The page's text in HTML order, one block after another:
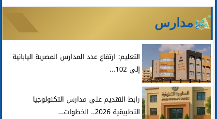
مدارس
التعليم: ارتفاع عدد المدارس المصرية اليابانية
إلى 102...
رابط التقديم على مدارس التكنولوجيا
التطبيقية 2026.. الخطوات...